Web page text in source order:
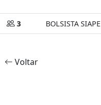
3 BOLSISTA SIAPE
Voltar